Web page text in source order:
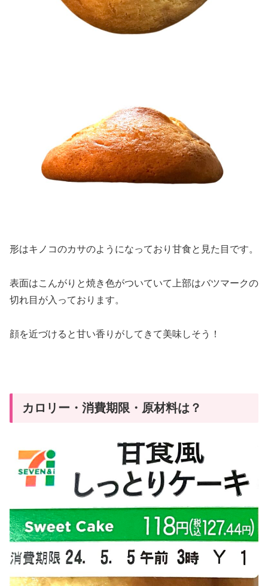
形はキノコのカサのようになっており甘食と見た目です。
表面はこんがりと焼き色がついていて上部はバツマークの
切れ目が入っております。
顔を近づけると甘い香りがしてきて美味しそう！
カロリー・消費期限・原材料は？